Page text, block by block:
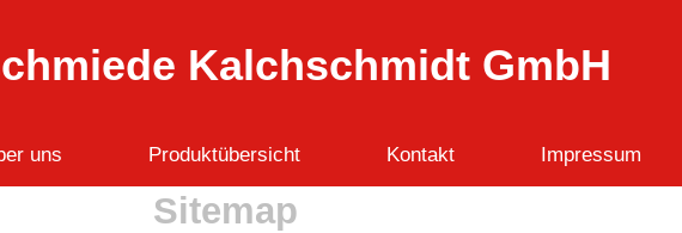
Kalchschmidt GmbH
uns Produktübersicht Kontakt Impressum
Sitemap